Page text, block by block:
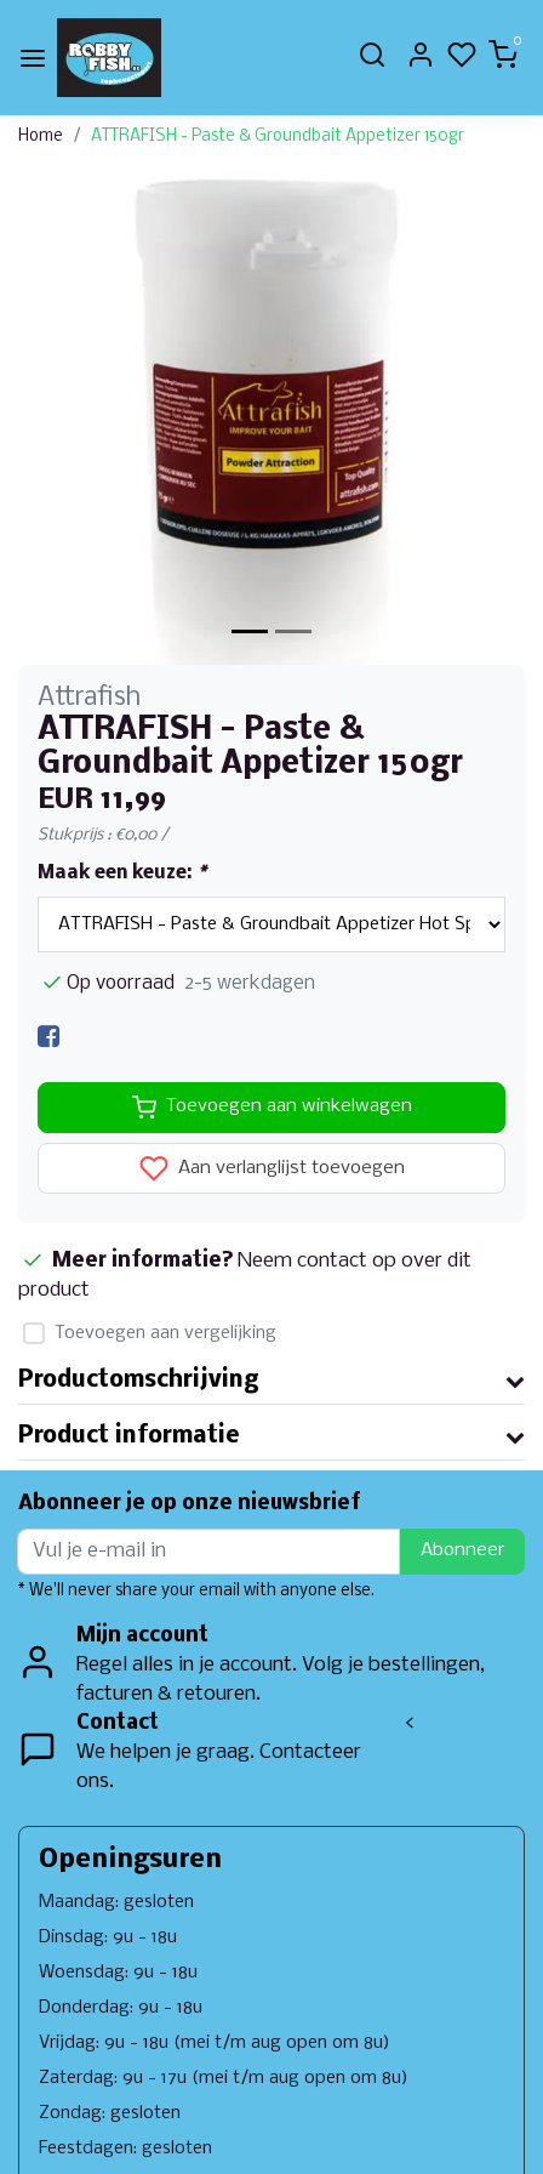
0
Home ATTRAFISH - Paste & Groundbait Appetizer 150gr
Attrafish
ATTRAFISH - Paste &
Groundbait Appetizer 150gr
EUR 11,99
Stukprijs : €0,00 /
Maak een keuze: *
Op voorraad 2-5 werkdagen
Toevoegen aan winkelwagen
Aan verlanglijst toevoegen
Meer informatie? Neem contact op over dit
product
Toevoegen aan vergelijking
Productomschrijving
Product informatie
Abonneer je op onze nieuwsbrief
Abonneer
* We'll never share your email with anyone else.
Mijn account
Regel alles in je account. Volg je bestellingen,
facturen & retouren.
Contact
We helpen je graag. Contacteer
ons.
<
Openingsuren
Maandag: gesloten
Dinsdag: 9u - 18u
Woensdag: 9u - 18u
Donderdag: 9u - 18u
Vrijdag: 9u - 18u (mei t/m aug open om 8u)
Zaterdag: 9u - 17u (mei t/m aug open om 8u)
Zondag: gesloten
Feestdagen: gesloten